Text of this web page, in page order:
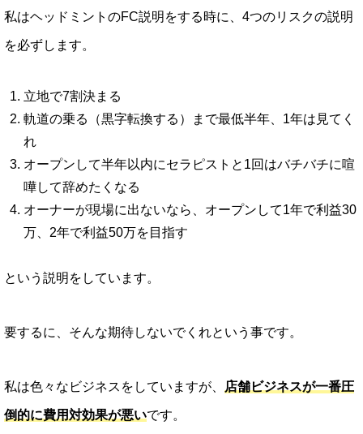
私はヘッドミントのFC説明をする時に、4つのリスクの説明
を必ずします。
立地で7割決まる
軌道の乗る（黒字転換する）まで最低半年、1年は見てく
れ
オープンして半年以内にセラピストと1回はバチバチに喧
嘩して辞めたくなる
オーナーが現場に出ないなら、オープンして1年で利益30
万、2年で利益50万を目指す
という説明をしています。
要するに、そんな期待しないでくれという事です。
私は色々なビジネスをしていますが、 店舗ビジネスが一番圧
倒的に費用対効果が悪いです。